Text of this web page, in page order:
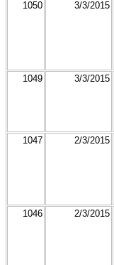
1050 3/3/2015
1049 3/3/2015
1047 2/3/2015
1046 2/3/2015